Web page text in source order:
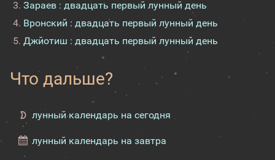
Зараев : двадцать первый лунный день
Вронский : двадцать первый лунный день
Джйотиш : двадцать первый лунный день
Что дальше?
лунный календарь на сегодня
лунный календарь на завтра